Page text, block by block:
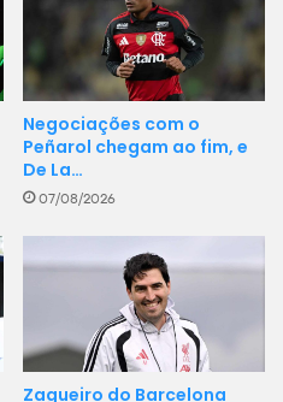
Negociações com o
Peñarol chegam ao fim, e
De La…
07/08/2026
Zagueiro do Barcelona